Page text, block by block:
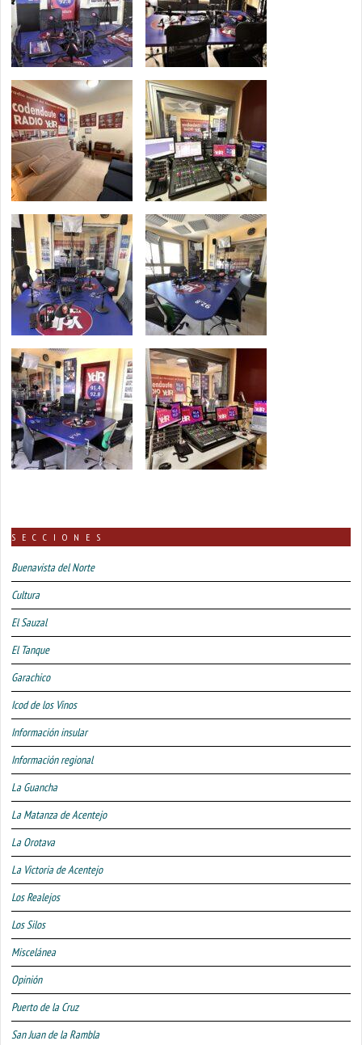
SECCIONES
Buenavista del Norte
Cultura
El Sauzal
El Tanque
Garachico
Icod de los Vinos
Información insular
Información regional
La Guancha
La Matanza de Acentejo
La Orotava
La Victoria de Acentejo
Los Realejos
Los Silos
Miscelánea
Opinión
Puerto de la Cruz
San Juan de la Rambla